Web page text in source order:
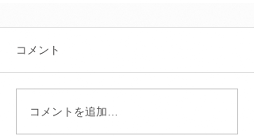
コメント
コメントを追加…